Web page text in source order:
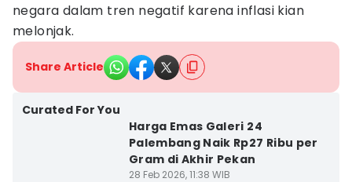
negara dalam tren negatif karena inflasi kian
melonjak.
Share Article
Curated For You
Harga Emas Galeri 24
Palembang Naik Rp27 Ribu per
Gram di Akhir Pekan
28 Feb 2026, 11:38 WIB